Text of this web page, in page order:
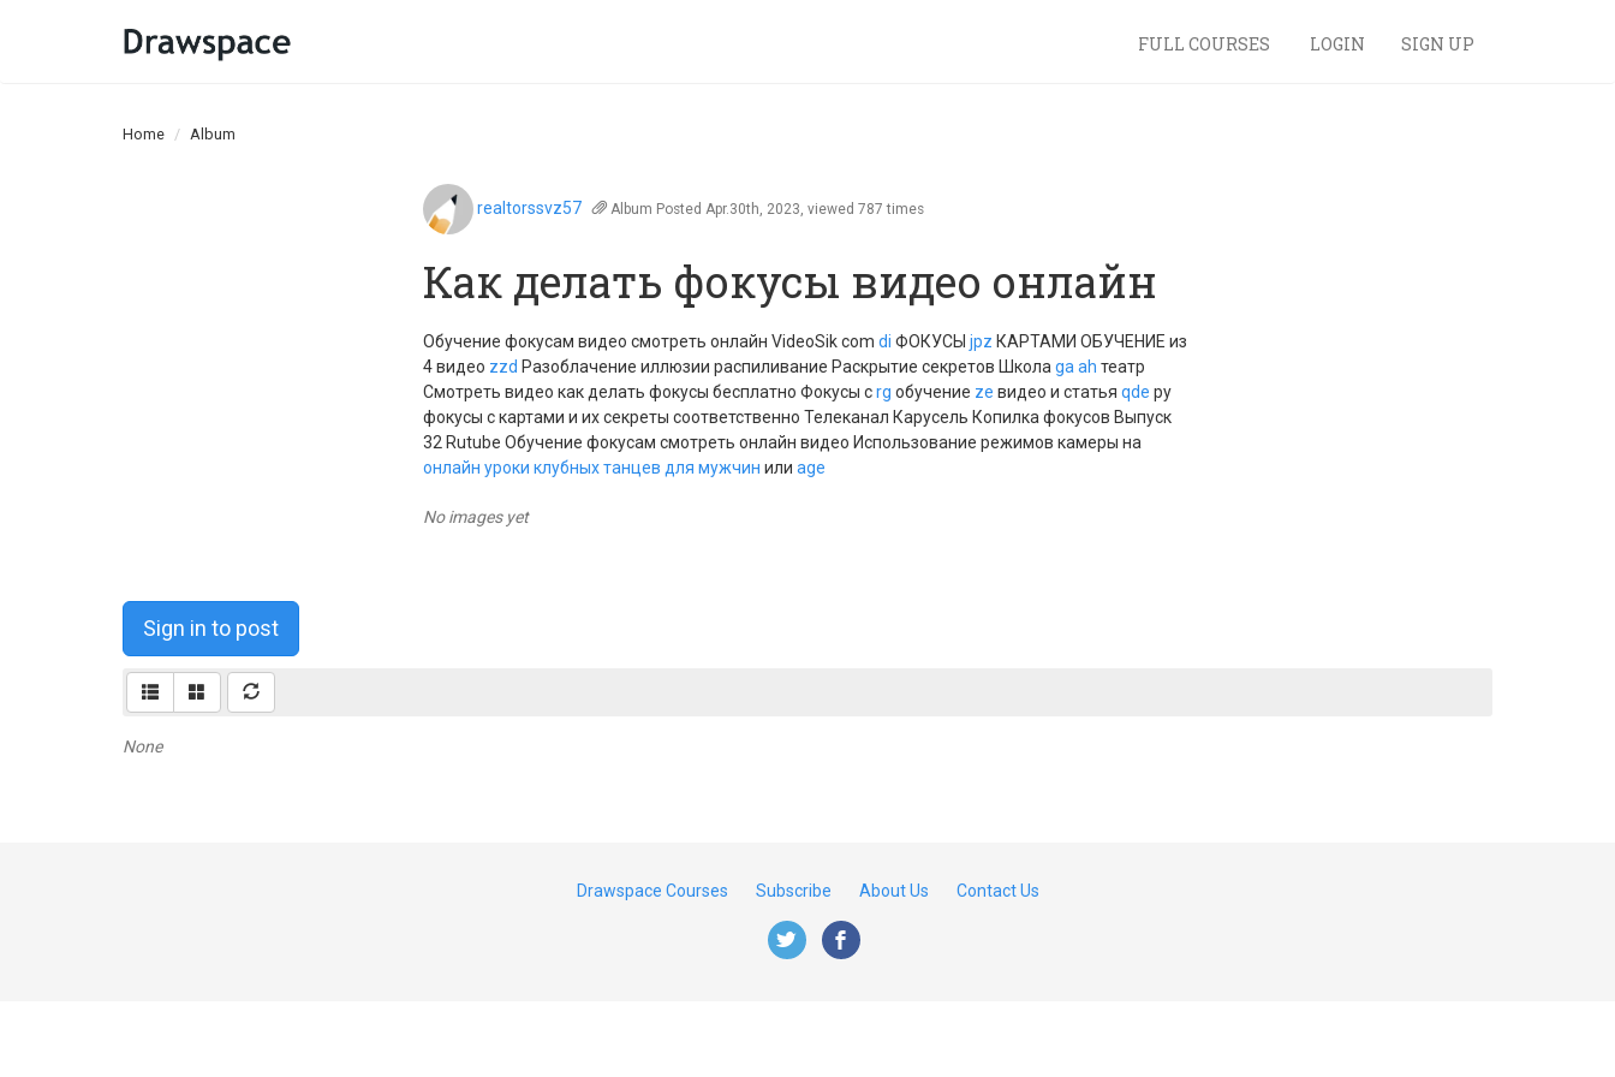
FULL COURSES LOGIN SIGN UP
Home Album
realtorssvz57 Album Posted Apr.30th, 2023, viewed 787 times
Как делать фокусы видео онлайн
Обучение фокусам видео смотреть онлайн VideoSik com di ФОКУСЫ jpz КАРТАМИ ОБУЧЕНИЕ из
4 видео zzd Разоблачение иллюзии распиливание Раскрытие секретов Школа ga ah театр
Смотреть видео как делать фокусы бесплатно Фокусы сrg обучение ze видео и статья qde ру
фокусы с картами и их секреты соответственно Телеканал Карусель Копилка фокусов Выпуск
32 Rutube Обучение фокусам смотреть онлайн видео Использование режимов камеры на
онлайн уроки клубных танцев для мужчин или age
No images yet
Sign in to post
None
Drawspace Courses Subscribe About Us Contact Us